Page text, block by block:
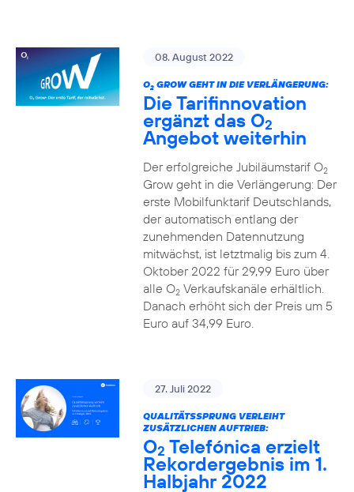
08. August 2022
O2GROW GEHT IN DIE VERLÄNGERUNG:
Die Tarifinnovation
ergänzt das O2
Angebot weiterhin
Der erfolgreiche Jubiläumstarif O2
Grow geht in die Verlängerung: Der
erste Mobilfunktarif Deutschlands,
der automatisch entlang der
zunehmenden Datennutzung
mitwächst, ist letztmalig bis zum 4.
Oktober 2022 für 29,99 Euro über
alle O2Verkaufskanäle erhältlich.
Danach erhöht sich der Preis um 5
Euro auf 34,99 Euro.
27. Juli 2022
QUALITÄTSSPRUNG VERLEIHT
ZUSÄTZLICHEN AUFTRIEB:
O2 Telefónica erzielt
Rekordergebnis im 1.
Halbjahr 2022